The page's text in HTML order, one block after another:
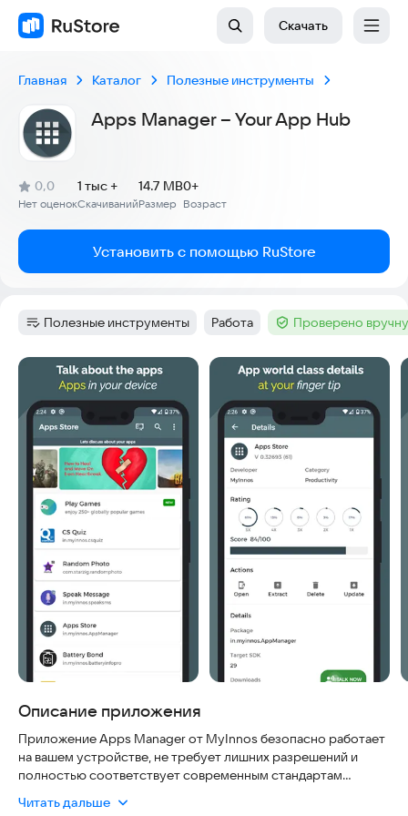
Скачать
Главная Каталог Полезные инструменты
Apps Manager – Your App Hub
Рейтинг:
0,0
(
Нет оценок
)
Скачиваний
1 тыс +
Размер
14.7 MB
Возраст
0+
Установить с помощью RuStore
Категория:
Полезные инструменты Тег:
Работа Тег :Проверено
Скриншоты
Описание приложения
Приложение Apps Manager от MyInnos безопасно работает
на вашем устройстве, не требует лишних разрешений и
полностью соответствует современным стандартам
просматривать и контролировать все установленные
Читать дальше